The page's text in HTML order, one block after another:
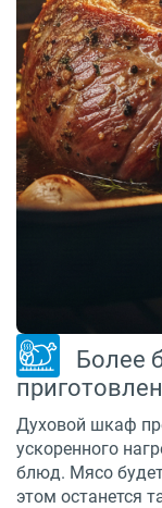
Более
Духовой шкаф
ускоренного
блюд. Мясо
этом останется